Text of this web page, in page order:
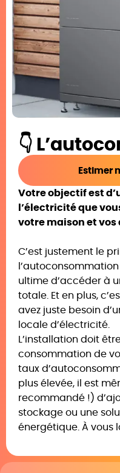
👇
Votre objectif est
l’électricité que
votre maison et
C’est justement le
ultime d’accéder à
totale. Et en plus,
avez juste besoin
locale d’électricité.
L’installation doit
consommation de
taux
plus élevée, il est
recommandé !)
stockage ou une
énergétique. À vous
Estimer